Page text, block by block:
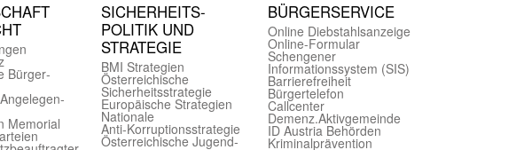
Bürger­
Memorial
SICHER­HEITS­
POLITIK UND
STRATEGIE
BMI Strategien
Öster­reichische
Sicherheits­strategie
Europäische Strategien
Nationale
Anti-Korruptions­strategie
Öster­reichische Jugend­
BÜRGER­SERVICE
Online Diebstahls­anzeige
Online-Formular
Schengener
Informationssystem (SIS)
Barriere­freiheit
Bürger­telefon
Call­center
Demenz.Aktiv­gemeinde
ID Austria Behörden
Kriminal­prävention